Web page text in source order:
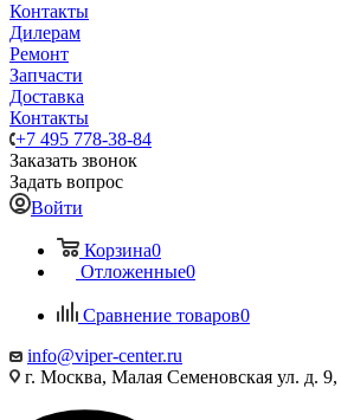
Контакты
Дилерам
Ремонт
Запчасти
Доставка
Контакты
+7 495 778-38-84
Заказать звонок
Задать вопрос
Войти
Корзина0
Отложенные0
Сравнение товаров0
info@viper-center.ru
г. Москва, Малая Семеновская ул. д. 9,